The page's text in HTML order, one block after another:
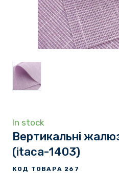
In stock
Вертикальні
(itaca-1403)
КОД ТОВАРА 267